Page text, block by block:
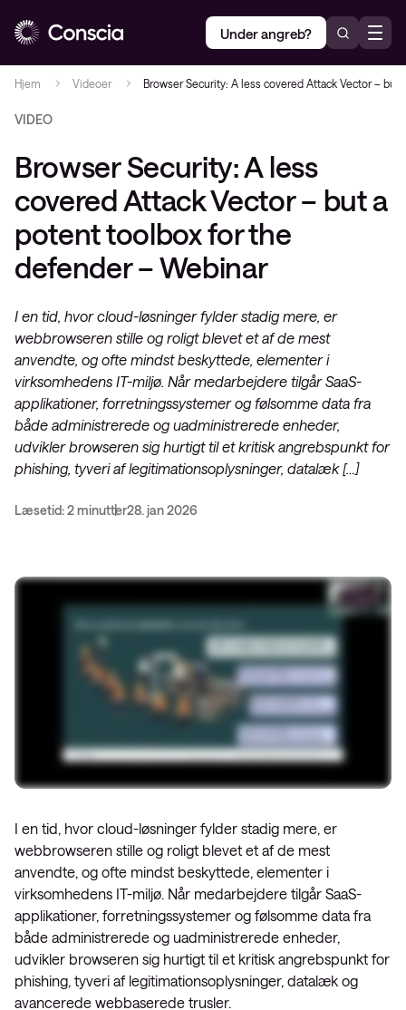
Under angreb?
Hjem Videoer Browser Security: A less covered Attack Vector –
VIDEO
Browser Security: A less
covered Attack Vector – but a
potent toolbox for the
defender – Webinar
I en tid, hvor cloud-løsninger fylder stadig mere, er
webbrowseren stille og roligt blevet et af de mest
anvendte, og ofte mindst beskyttede, elementer i
virksomhedens IT-miljø. Når medarbejdere tilgår SaaS-
applikationer, forretningssystemer og følsomme data fra
både administrerede og uadministrerede enheder,
udvikler browseren sig hurtigt til et kritisk angrebspunkt for
phishing, tyveri af legitimationsoplysninger, datalæk […]
Læsetid: 2 minutter28. jan 2026
I en tid, hvor cloud-løsninger fylder stadig mere, er
webbrowseren stille og roligt blevet et af de mest
anvendte, og ofte mindst beskyttede, elementer i
virksomhedens IT-miljø. Når medarbejdere tilgår SaaS-
applikationer, forretningssystemer og følsomme data fra
både administrerede og uadministrerede enheder,
udvikler browseren sig hurtigt til et kritisk angrebspunkt for
phishing, tyveri af legitimationsoplysninger, datalæk og
avancerede webbaserede trusler.